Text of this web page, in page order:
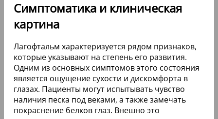
Симптоматика и клиническая
картина
Лагофтальм характеризуется рядом признаков,
которые указывают на степень его развития.
Одним из основных симптомов этого состояния
является ощущение сухости и дискомфорта в
глазах. Пациенты могут испытывать чувство
наличия песка под веками, а также замечать
покраснение белков глаз. Внешно это